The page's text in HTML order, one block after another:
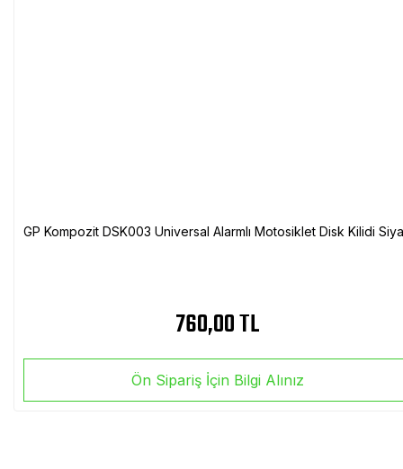
GP Kompozit DSK003 Universal Alarmlı Motosiklet Disk Kilidi
760,00 TL
Ön Sipariş İçin Bilgi Alınız